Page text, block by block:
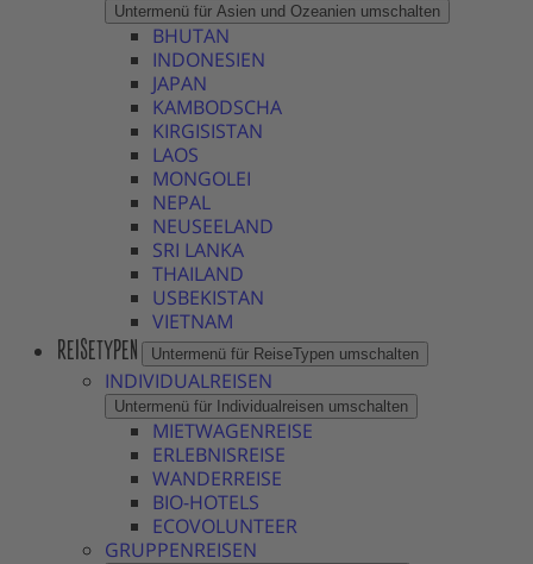
Untermenü für Asien und Ozeanien umschalten
BHUTAN
INDONESIEN
JAPAN
KAMBODSCHA
KIRGISISTAN
LAOS
MONGOLEI
NEPAL
NEUSEELAND
SRI LANKA
THAILAND
USBEKISTAN
VIETNAM
REISETYPEN Untermenü für ReiseTypen umschalten
INDIVIDUALREISEN
Untermenü für Individualreisen umschalten
MIETWAGENREISE
ERLEBNISREISE
WANDERREISE
BIO-HOTELS
ECOVOLUNTEER
GRUPPENREISEN